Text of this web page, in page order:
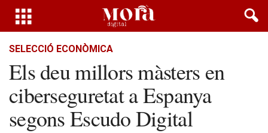
SELECCIÓ ECONÒMICA
Els deu millors màsters en
ciberseguretat a Espanya
segons Escudo Digital